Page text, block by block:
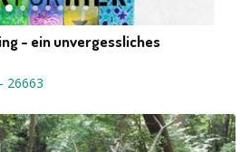
- ein unvergessliches
- 26663